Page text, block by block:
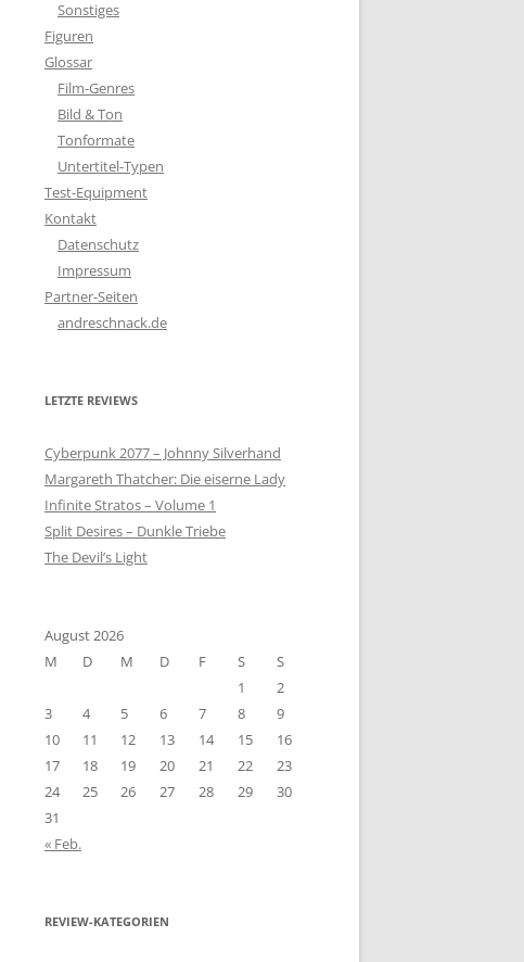
Sonstiges
Figuren
Glossar
Film-Genres
Bild & Ton
Tonformate
Untertitel-Typen
Test-Equipment
Kontakt
Datenschutz
Impressum
Partner-Seiten
andreschnack.de
LETZTE REVIEWS
Cyberpunk 2077 – Johnny Silverhand
Margareth Thatcher: Die eiserne Lady
Infinite Stratos – Volume 1
Split Desires – Dunkle Triebe
The Devil’s Light
August 2026
M
D M D F S
S
1
2
3
4 5 6 7 8
9
10
11 12 13 14 15
16
17
18 19 20 21 22
23
24
25 26 27 28 29
30
31
« Feb.
REVIEW-KATEGORIEN